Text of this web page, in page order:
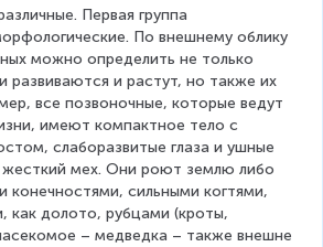
Первая группа
По внешнему облику
можно определить не только
развиваются и растут, но также их
все позвоночные, которые ведут
имеют компактное тело с
слаборазвитые глаза и ушные
жесткий мех. Они роют землю либо
сильными когтями,
как долото, рубцами (кроты,
– медведка – также внешне